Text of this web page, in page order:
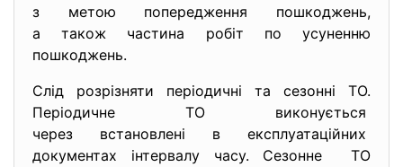
з метою попередження пошкоджень,
а також частина робіт по усуненню
пошкоджень.
Слід розрізняти періодичні та сезонні ТО.
Періодичне ТО виконується
через встановлені в експлуатаційних
документах інтервалу часу. Сезонне ТО